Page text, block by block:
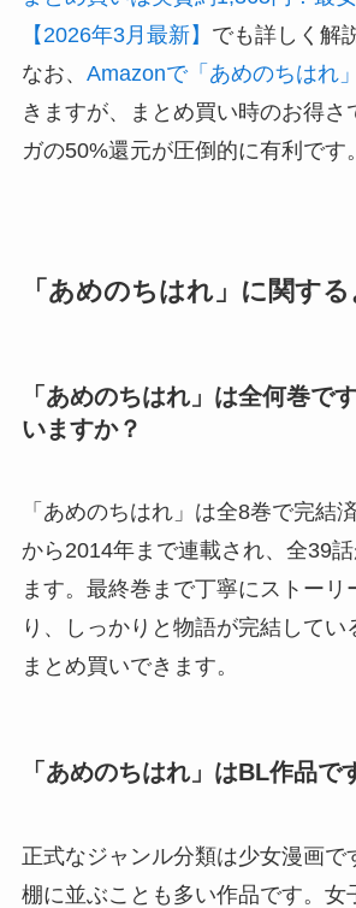
【2026年3月最新】 でも詳しく解
なお、 Amazonで「あめのちはれ
きますが、まとめ買い時のお得さ
ガの50%還元が圧倒的に有利です。
「あめのちはれ」に関す
「あめのちはれ」は全何巻で
いますか？
「あめのちはれ」は全8巻で完結
から2014年まで連載され、全39
ます。最終巻まで丁寧にストーリ
り、しっかりと物語が完結してい
まとめ買いできます。
「あめのちはれ」はBL作品で
正式なジャンル分類は少女漫画で
棚に並ぶことも多い作品です。女